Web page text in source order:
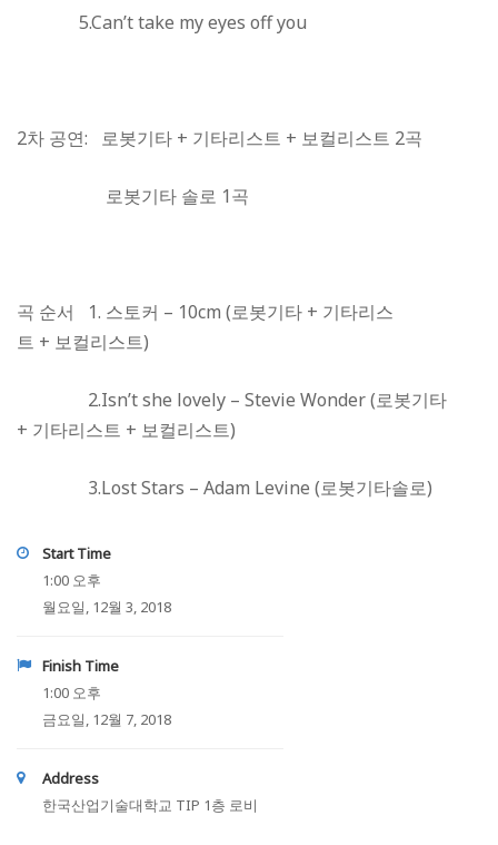
5.Can’t take my eyes off you
2차 공연: 로봇기타 + 기타리스트 + 보컬리스트 2곡
로봇기타 솔로 1곡
곡 순서 1. 스토커 – 10cm (로봇기타 + 기타리스
트 + 보컬리스트)
2.Isn’t she lovely – Stevie Wonder (로봇기타
+ 기타리스트 + 보컬리스트)
3.Lost Stars – Adam Levine (로봇기타솔로)
Start Time
1:00 오후
월요일, 12월 3, 2018
Finish Time
1:00 오후
금요일, 12월 7, 2018
Address
한국산업기술대학교 TIP 1층 로비